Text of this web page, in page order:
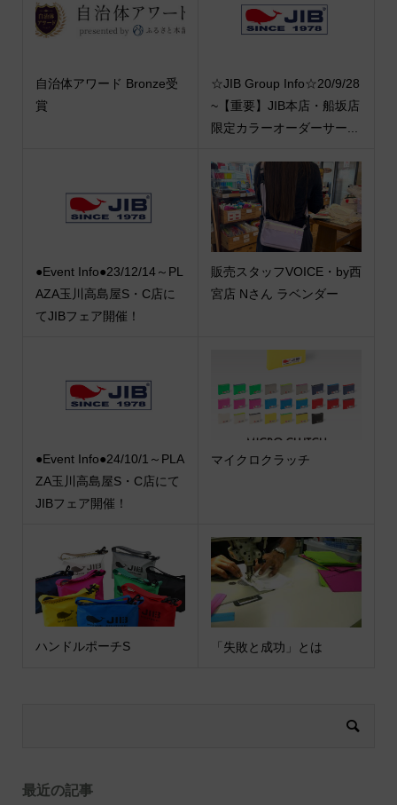
自治体アワード Bronze受
賞
☆JIB Group Info☆20/9/28
~【重要】JIB本店・船坂店
限定カラーオーダーサー...
●Event Info●23/12/14～PL
AZA玉川高島屋S・C店に
てJIBフェア開催！
販売スタッフVOICE・by西
宮店 Nさん ラベンダー
●Event Info●24/10/1～PLA
ZA玉川高島屋S・C店にて
JIBフェア開催！
マイクロクラッチ
ハンドルポーチS 「失敗と成功」とは
最近の記事